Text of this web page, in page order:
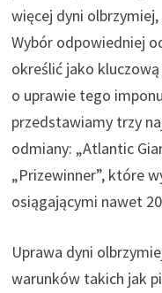
więcej dyni
Wybór odpowiedniej
określić jako
o uprawie tego
przedstawiamy trzy
odmiany: „Atlantic
„Prizewinner”, które
osiągającymi nawet
Uprawa dyni
warunków takich jak